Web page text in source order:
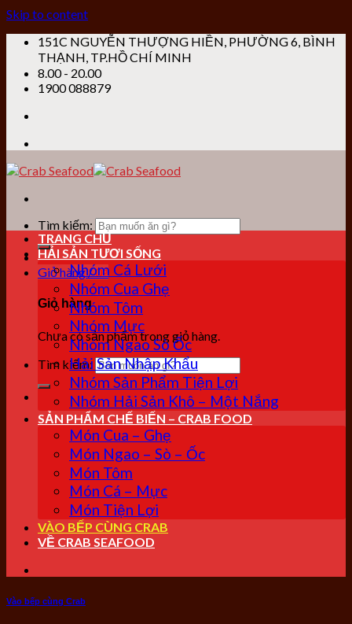
Skip to content
151C NGUYỄN THƯỢNG HIỀN, PHƯỜNG 6, BÌNH
THẠNH, TP.HỒ CHÍ MINH
8.00 - 20.00
1900 088879
Tìm kiếm:
Giỏ hàng /0₫
Giỏ hàng
Chưa có sản phẩm trong giỏ hàng.
Tìm kiếm:
TRANG CHỦ
HẢI SẢN TƯƠI SỐNG
Nhóm Cá Lưới
Nhóm Cua Ghẹ
Nhóm Tôm
Nhóm Mực
Nhóm Ngao Sò Ốc
Hải Sản Nhập Khẩu
Nhóm Sản Phẩm Tiện Lợi
Nhóm Hải Sản Khô – Một Nắng
SẢN PHẨM CHẾ BIẾN – CRAB FOOD
Món Cua – Ghẹ
Món Ngao – Sò – Ốc
Món Tôm
Món Cá – Mực
Món Tiện Lợi
VÀO BẾP CÙNG CRAB
VỀ CRAB SEAFOOD
Vào bếp cùng Crab